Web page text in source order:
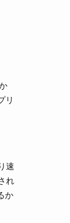
リ
速
れ
か